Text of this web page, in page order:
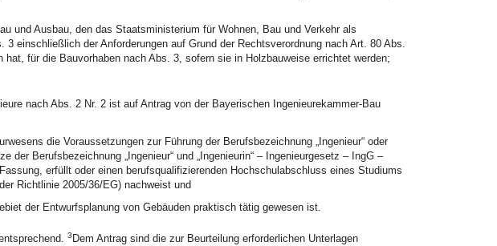
und Ausbau, den das Staatsministerium für Wohnen, Bau und Verkehr als
3 einschließlich der Anforderungen auf Grund der Rechtsverordnung nach Art. 80 Abs.
für die Bauvorhaben nach Abs. 3, sofern sie in Holzbauweise errichtet werden;
nach Abs. 2 Nr. 2 ist auf Antrag von der Bayerischen Ingenieurekammer-Bau
die Voraussetzungen zur Führung der Berufsbezeichnung „Ingenieur“ oder
der Berufsbezeichnung „Ingenieur“ und „Ingenieurin“ – Ingenieurgesetz – IngG –
erfüllt oder einen berufsqualifizierenden Hochschulabschluss eines Studiums
Richtlinie 2005/36/EG) nachweist und
der Entwurfsplanung von Gebäuden praktisch tätig gewesen ist.
3 Dem Antrag sind die zur Beurteilung erforderlichen Unterlagen